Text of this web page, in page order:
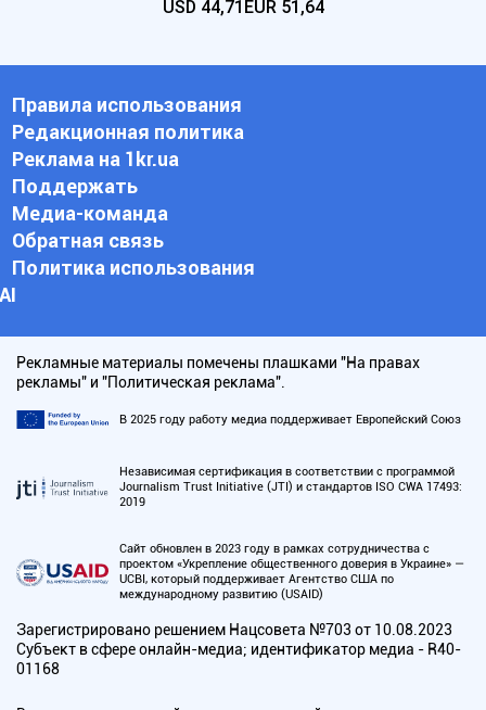
USD 44,71 EUR 51,64
Правила использования
Редакционная политика
Реклама на 1kr.ua
Поддержать
Медиа-команда
Обратная связь
Политика использования
АI
Рекламные материалы помечены плашками "На правах
рекламы" и "Политическая реклама".
В 2025 году работу медиа поддерживает Европейский Союз
Независимая сертификация в соответствии с программой
Journalism Trust Initiative (JTI) и стандартов ISO CWA 17493:
2019
Сайт обновлен в 2023 году в рамках сотрудничества с
проектом «Укрепление общественного доверия в Украине» —
UCBI, который поддерживает Агентство США по
международному развитию (USAID)
Зарегистрировано решением Нацсовета №703 от 10.08.2023
Субъект в сфере онлайн-медиа; идентификатор медиа - R40-
01168